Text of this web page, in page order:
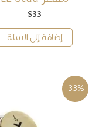
$33
إضافة إلى السلة
-33%